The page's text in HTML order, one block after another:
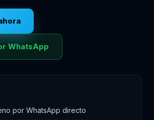
WhatsApp
por WhatsApp directo